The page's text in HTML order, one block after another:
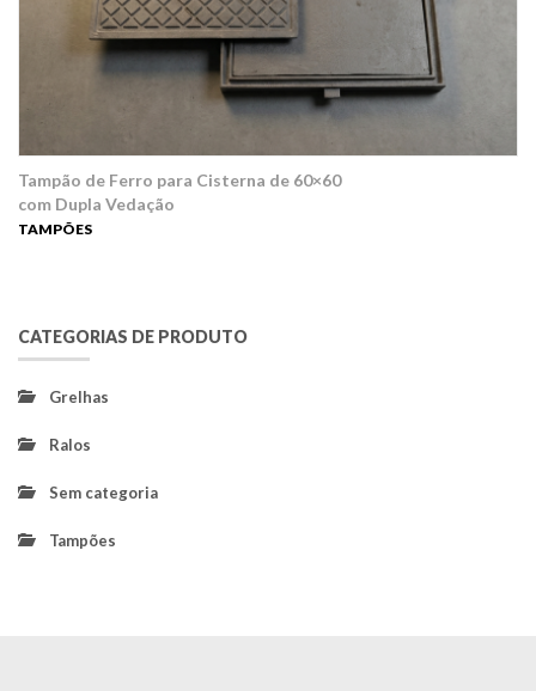
Tampão de Ferro para Cisterna de 60×60
com Dupla Vedação
TAMPÕES
CATEGORIAS DE PRODUTO
Grelhas
Ralos
Sem categoria
Tampões